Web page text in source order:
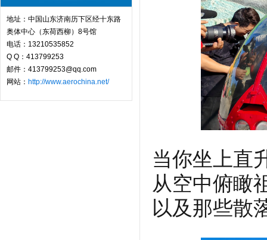
地址：中国山东济南历下区经十东路
奥体中心（东荷西柳）8号馆
电话：13210535852
Q Q：413799253
邮件：413799253@qq.com
网站： http://www.aerochina.net/
当你坐上直
从空中俯瞰
以及那些散